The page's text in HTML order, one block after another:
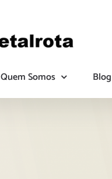
Quem Somos Blog